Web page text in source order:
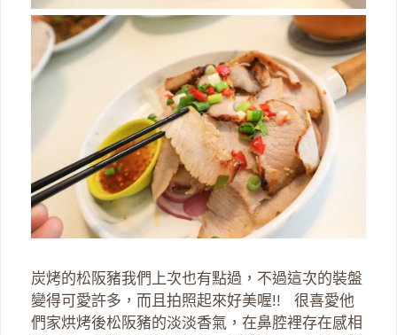
炭烤的松阪豬我們上次也有點過，不過這次的裝盤
變得可愛許多，而且拍照起來好美喔!! 很喜愛他
們家烘烤後松阪豬的淡淡香氣，在鼻腔裡存在感相